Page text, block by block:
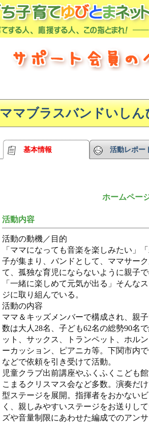
ママブラスバンドいしん
基本情報 活動レポー
ホームペー
活動内容
活動の動機／目的
「ママになっても音楽を楽しみたい」
子が集まり、バンドとして、ママサー
て、孤独な育児にならないように親子
「一緒に楽しめて元気が出る」そんな
ジに取り組んでいる。
活動の内容
ママ＆キッズメンバーで構成され、親
数は大人28名、子ども62名の総勢90名
ット、サックス、トランペット、ホル
ーカッション、ピアニカ等。下関市内
などで依頼を引き受けて活動。
児童クラブ出前講座やふくふくこども
こまるクリスマス会など多数。演奏だ
型ステージを展開。指揮者をおかない
く、親しみやすいステージをお送りし
ズや音量制限にあわせた編成でのアン